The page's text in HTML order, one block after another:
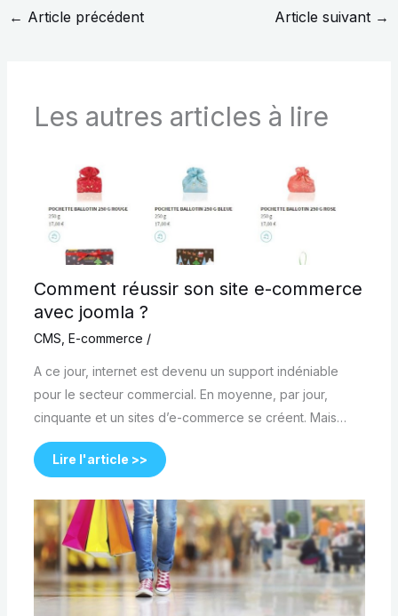
← Article précédent Article suivant →
Les autres articles à lire
Comment réussir son site e-commerce
avec joomla ?
CMS E-commerce /
A ce jour, internet est devenu un support indéniable
pour le secteur commercial. En moyenne, par jour,
cinquante et un sites d’e-commerce se créent. Mais…
Lire l'article >>